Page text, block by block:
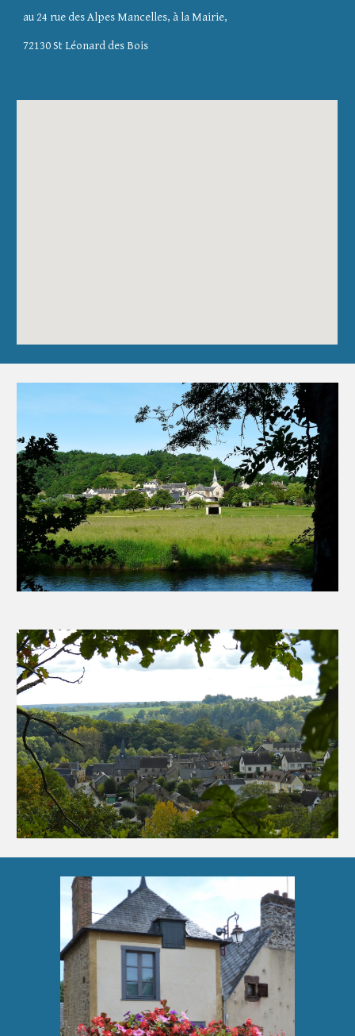
au 24 rue des Alpes Mancelles, à la Mairie,
72130 St Léonard des Bois